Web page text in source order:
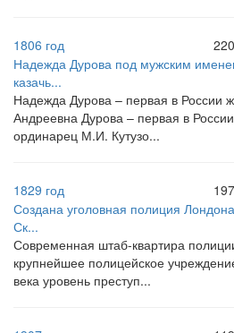
1806 год
Надежда Дурова под мужским
казачь...
Надежда Дурова – первая в
Андреевна Дурова – первая в
ординарец М.И. Кутузо...
1829 год
Создана уголовная полиция
Ск...
Современная штаб-квартира
крупнейшее полицейское
века уровень преступ...